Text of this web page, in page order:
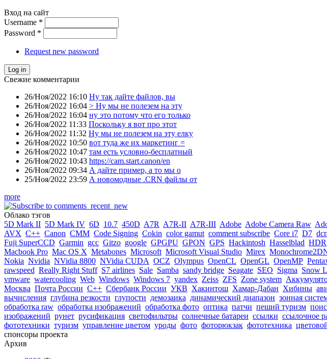
Вход на сайт
Username *
Password *
Request new password
Свежие комментарии
26/Ноя/2022 16:10 Ну так дайте файлов, вы
26/Ноя/2022 16:04 > Ну мы не полезем на эту
26/Ноя/2022 16:04 ну это потому что его только
26/Ноя/2022 11:33 Поскольку я вот про этот
26/Ноя/2022 11:32 Ну мы не полезем на эту елку
26/Ноя/2022 10:50 вот туда же их маркетинг =
26/Ноя/2022 10:47 там есть условно-бесплатный
26/Ноя/2022 10:43 https://cam.start.canon/en
26/Ноя/2022 09:34 А дайте пример, а то мы о
25/Ноя/2022 23:59 А новомодные .CRN файлы от
more
Облако тэгов
5D Mark II 5D Mark IV 6D 10.7 450D A7R A7R-II A7R-III Adobe Adobe Camera Raw
AVX C++ Canon CMM Code Signing Cokin color gamut comment subscribe Core i7 D7
Fuji SuperCCD Garmin gcc Gitzo google GPGPU GPON GPS Hackintosh Hasselblad HDR
Macbook Pro Mac OS X Metabones Microsoft Microsoft Visual Studio Mirex
Nokia Nvidia NVidia 8800 NVidia CUDA OCZ Olympus OpenCL OpenGL OpenMP
rawspeed Really Right Stuff S7 airlines Sale Samba sandy bridge Seagate SEO Sigma Snow
vmware watercooling Web Windows Windows 7 yandex Zeiss ZFS Zone system
Москва Почта России С++ Сбербанк России УКВ Хакинтош Хамар-Дабан Хибины
вычисления глубина резкости глупости демозаика динамический диапазон зонная
обработка raw обработка изображений обработка фото оптика патчи пеший туризм
изображений рунет русификация светофильтры солнечные батареи ссылки ссылочное
фототехники туризм управление цветом уроды фото фоторюкзак фототехника
спонсоры проекта
Архив